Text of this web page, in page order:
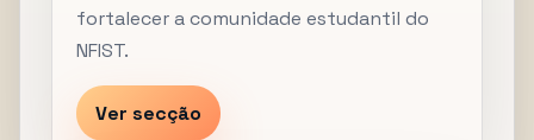
fortalecer a comunidade estudantil do
NFIST.
Ver secção